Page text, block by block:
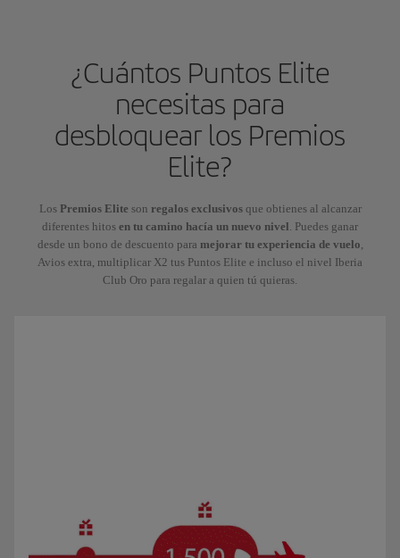
¿Cuántos Puntos Elite
necesitas para
desbloquear los Premios
Elite?
Los Premios Elite son regalos exclusivos que obtienes al alcanzar
diferentes hitos en tu camino hacía un nuevo nivel . Puedes ganar
desde un bono de descuento para mejorar tu experiencia de vuelo
Avios extra, multiplicar X2 tus Puntos Elite e incluso el nivel Iberia
Club Oro para regalar a quien tú quieras.